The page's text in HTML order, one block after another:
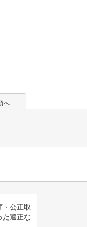
へ
・公正取
た適正な